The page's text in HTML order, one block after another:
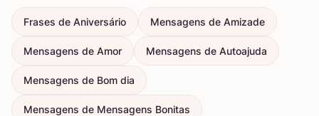
Frases de Aniversário Mensagens de Amizade
Mensagens de Amor Mensagens de Autoajuda
Mensagens de Bom dia
Mensagens de Mensagens Bonitas